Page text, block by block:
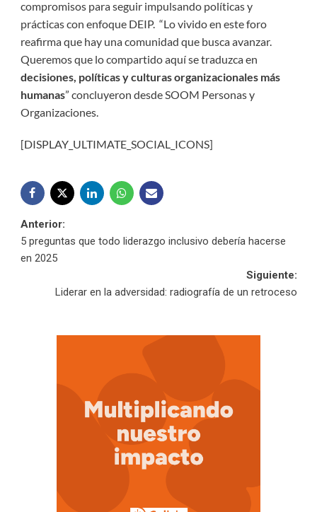
compromisos para seguir impulsando políticas y
prácticas con enfoque DEIP. “Lo vivido en este foro
reafirma que hay una comunidad que busca avanzar.
Queremos que lo compartido aquí se traduzca en
decisiones, políticas y culturas organizacionales más
humanas” concluyeron desde SOOM Personas y
Organizaciones.
[DISPLAY_ULTIMATE_SOCIAL_ICONS]
Navegación
de
entradas
Anterior:
5 preguntas que todo liderazgo inclusivo debería hacerse
en 2025
Siguiente:
Liderar en la adversidad: radiografía de un retroceso